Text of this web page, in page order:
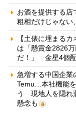
お酒を提供する
粗相だけじゃない
【土俵に埋まる
は「懸賞金2826
だ！」 金星4個
急増する中国企業
Temu…本社機能
う 現地人を隠れ
懸念も